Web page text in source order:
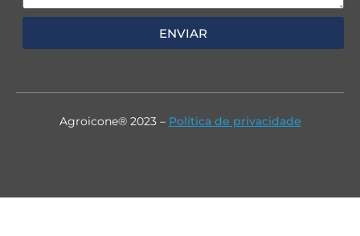
ENVIAR
Agroicone® 2023 – Política de privacidade